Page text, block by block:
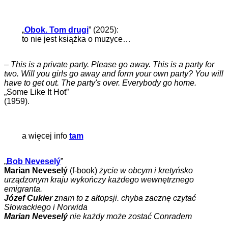
„Obok. Tom drugi” (2025):
to nie jest książka o muzyce…
– This is a private party. Please go away. This is a party for
two. Will you girls go away and form your own party? You will
have to get out. The party's over. Everybody go home.
„Some Like It Hot”
(1959).
a więcej info tam
„Bob Neveselý”
Marian Neveselý (f-book) życie w obcym i kretyńsko
urządzonym kraju wykończy każdego wewnętrznego
emigranta.
Józef Cukierznam to z ałtopsji. chyba zacznę czytać
Słowackiego i Norwida
Marian Neveselýnie każdy może zostać Conradem